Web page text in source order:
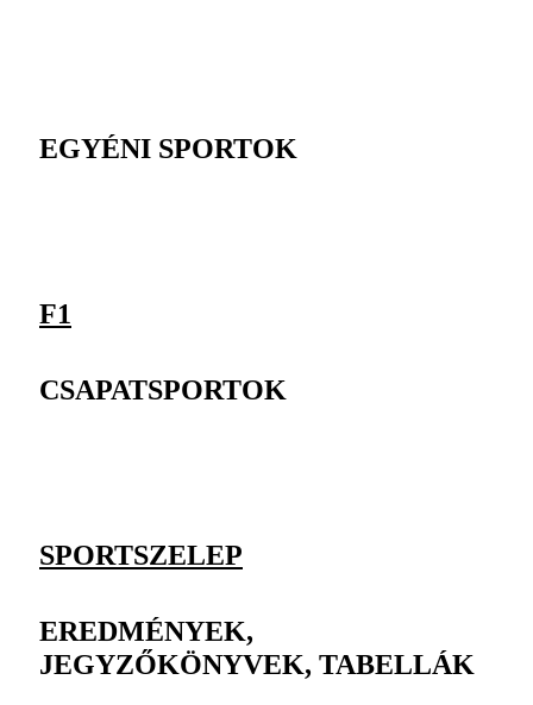
EGYÉNI SPORTOK
F1
CSAPATSPORTOK
SPORTSZELEP
EREDMÉNYEK,
JEGYZŐKÖNYVEK, TABELLÁK